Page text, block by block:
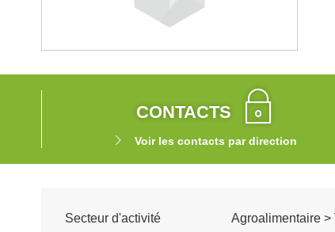
CONTACTS
Voir les contacts par direction
Secteur d'activité Agroalimentaire